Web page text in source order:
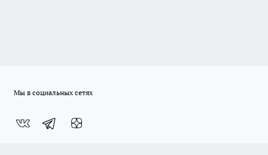
Мы в социальных сетях